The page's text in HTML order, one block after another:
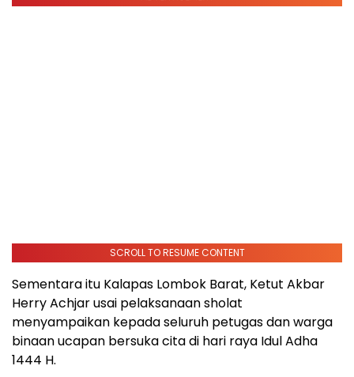
SCROLL TO RESUME CONTENT
Sementara itu Kalapas Lombok Barat, Ketut Akbar
Herry Achjar usai pelaksanaan sholat
menyampaikan kepada seluruh petugas dan warga
binaan ucapan bersuka cita di hari raya Idul Adha
1444 H.